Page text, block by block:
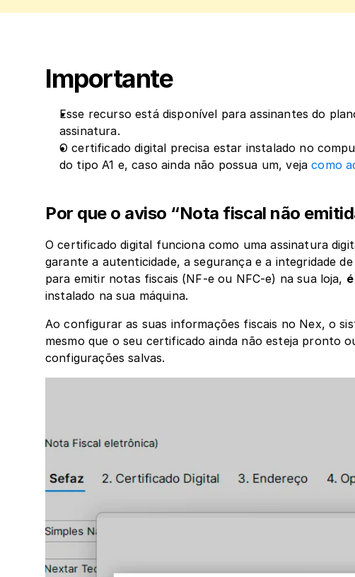
Importante
Esse recurso está disponível para assinantes do
assinatura.
O certificado digital precisa estar instalado no
do tipo A1 e, caso ainda não possua um, veja como
Por que o aviso “Nota fiscal não
O certificado digital funciona como uma assinatura
garante a autenticidade, a segurança e a integridade
para emitir notas fiscais (NF-e ou NFC-e) na sua loja,
instalado na sua máquina.
Ao configurar as suas informações fiscais no Nex, o
mesmo que o seu certificado ainda não esteja pronto
configurações salvas.